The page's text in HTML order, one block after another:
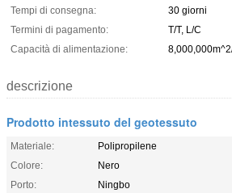
Tempi di consegna:
30 giorni
Termini di pagamento:
T/T, L/C
Capacità di alimentazione:
descrizione
Prodotto intessuto del geotessuto
Materiale:
Polipropilene
Colore:
Nero
Porto:
Ningbo